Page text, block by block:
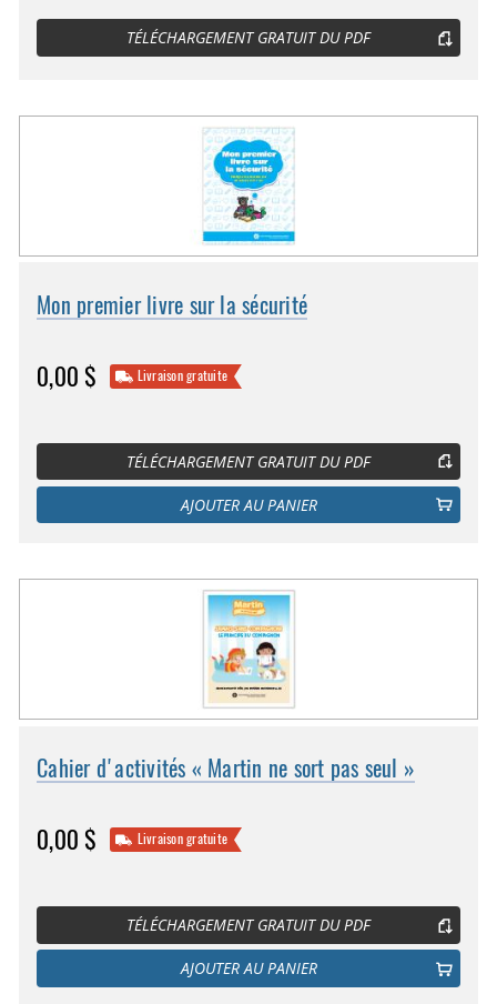
TÉLÉCHARGEMENT GRATUIT DU PDF
Mon premier livre sur la sécurité
0,00 $ Livraison gratuite
TÉLÉCHARGEMENT GRATUIT DU PDF
AJOUTER AU PANIER
Cahier d'activités « Martin ne sort pas seul »
0,00 $ Livraison gratuite
TÉLÉCHARGEMENT GRATUIT DU PDF
AJOUTER AU PANIER